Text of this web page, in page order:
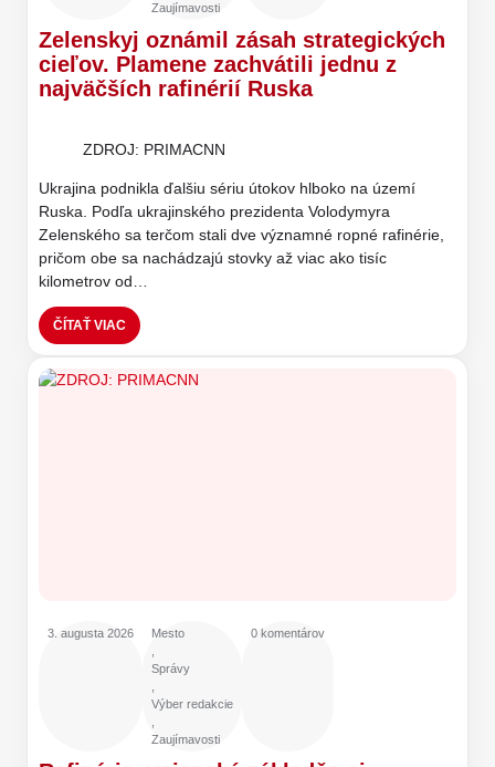
Zaujímavosti
Zelenskyj oznámil zásah strategických
cieľov. Plamene zachvátili jednu z
najväčších rafinérií Ruska
ZDROJ: PRIMACNN
Ukrajina podnikla ďalšiu sériu útokov hlboko na území
Ruska. Podľa ukrajinského prezidenta Volodymyra
Zelenského sa terčom stali dve významné ropné rafinérie,
pričom obe sa nachádzajú stovky až viac ako tisíc
kilometrov od…
ČÍTAŤ VIAC
3. augusta 2026
Mesto
Správy
Výber redakcie
Zaujímavosti
0 komentárov